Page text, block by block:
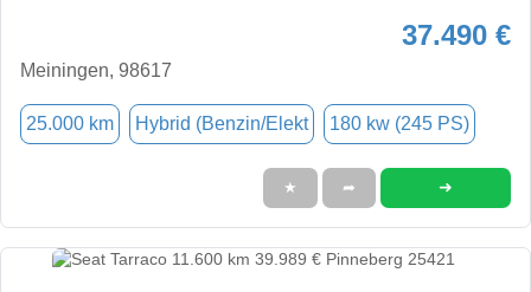
37.490 €
Meiningen, 98617
25.000 km Hybrid (Benzin/Elekt 180 kw (245 PS)
★ ➦ ➜